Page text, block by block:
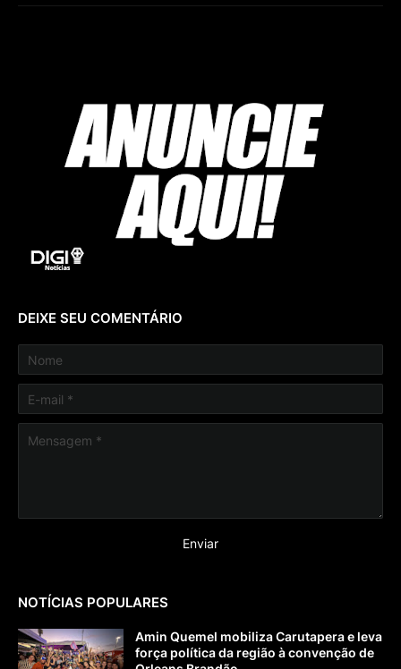
DEIXE SEU COMENTÁRIO
NOTÍCIAS POPULARES
Amin Quemel mobiliza Carutapera e leva
força política da região à convenção de